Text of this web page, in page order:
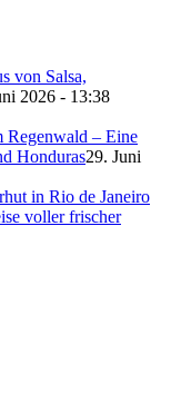
von Salsa,
2026 - 13:38
Regenwald – Eine
Honduras29. Juni
voller frischer